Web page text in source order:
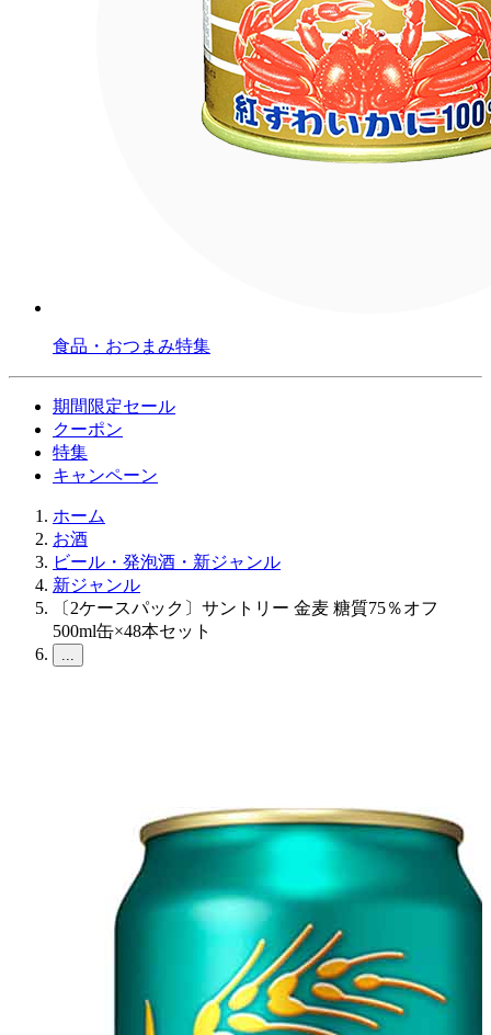
食品・おつまみ特集
期間限定セール
クーポン
特集
キャンペーン
ホーム
お酒
ビール・発泡酒・新ジャンル
新ジャンル
〔2ケースパック〕サントリー 金麦 糖質75％オフ
500ml缶×48本セット
...